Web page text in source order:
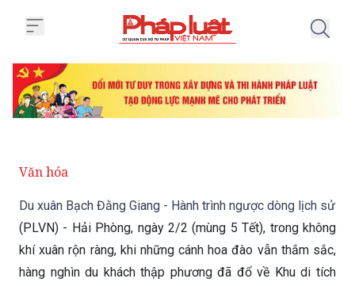
Văn hóa
Du xuân Bạch Đằng Giang - Hành trình ngược dòng lịch sử
(PLVN) - Hải Phòng, ngày 2/2 (mùng 5 Tết), trong không
khí xuân rộn ràng, khi những cánh hoa đào vẫn thắm sắc,
hàng nghìn du khách thập phương đã đổ về Khu di tích